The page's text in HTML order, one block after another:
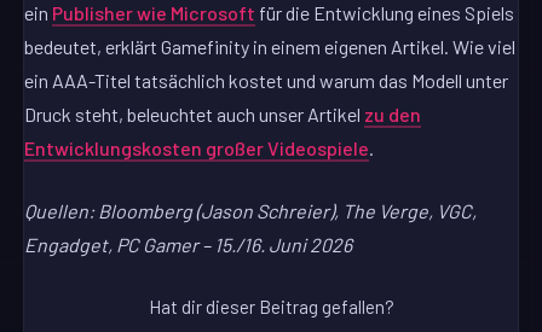
ein Publisher wie Microsoft für die Entwicklung eines Spiels
bedeutet, erklärt Gamefinity in einem eigenen Artikel. Wie viel
ein AAA-Titel tatsächlich kostet und warum das Modell unter
Druck steht, beleuchtet auch unser Artikel zu den
Entwicklungskosten großer Videospiele.
Quellen: Bloomberg (Jason Schreier), The Verge, VGC,
Engadget, PC Gamer – 15./16. Juni 2026
Hat dir dieser Beitrag gefallen?